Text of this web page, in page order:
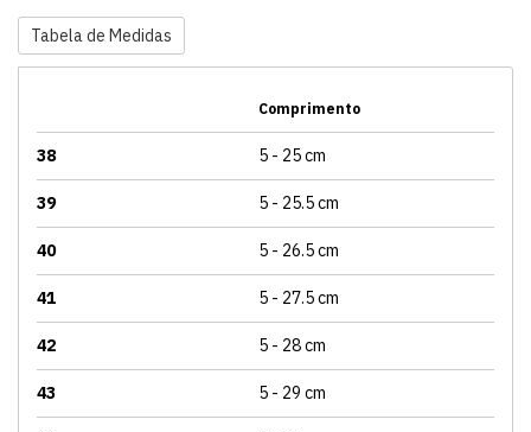
Tabela de Medidas
Comprimento
38 5 - 25 cm
39 5 - 25.5 cm
40 5 - 26.5 cm
41 5 - 27.5 cm
42 5 - 28 cm
43 5 - 29 cm